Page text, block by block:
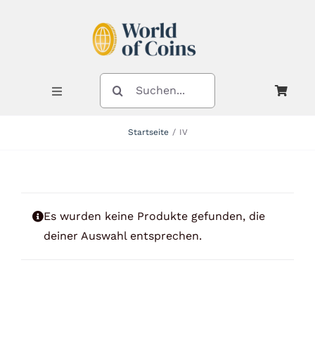
Toggle
Navigation
SUCHE
NACH:
Startseite IV
Es wurden keine Produkte gefunden, die
deiner Auswahl entsprechen.